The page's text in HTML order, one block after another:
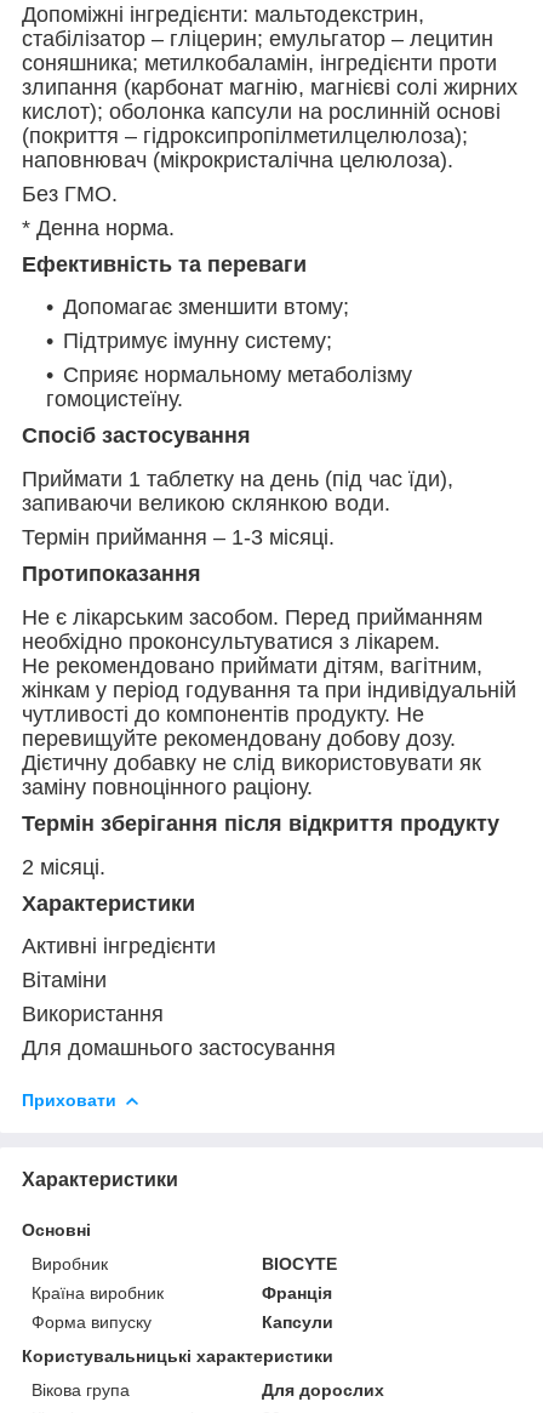
Допоміжні інгредієнти: мальтодекстрин,
стабілізатор – гліцерин; емульгатор – лецитин
соняшника; метилкобаламін, інгредієнти проти
злипання (карбонат магнію, магнієві солі жирних
кислот); оболонка капсули на рослинній основі
(покриття – гідроксипропілметилцелюлоза);
наповнювач (мікрокристалічна целюлоза).
Без ГМО.
* Денна норма.
Ефективність та переваги
Допомагає зменшити втому;
Підтримує імунну систему;
Сприяє нормальному метаболізму
гомоцистеїну.
Спосіб застосування
Приймати 1 таблетку на день (під час їди),
запиваючи великою склянкою води.
Термін приймання – 1-3 місяці.
Протипоказання
Не є лікарським засобом. Перед прийманням
необхідно проконсультуватися з лікарем.
Не рекомендовано приймати дітям, вагітним,
жінкам у період годування та при індивідуальній
чутливості до компонентів продукту. Не
перевищуйте рекомендовану добову дозу.
Дієтичну добавку не слід використовувати як
заміну повноцінного раціону.
Термін зберігання після відкриття продукту
2 місяці.
Характеристики
Активні інгредієнти
Вітаміни
Використання
Для домашнього застосування
Приховати
Характеристики
Основні
Виробник
BIOCYTE
Країна виробник
Франція
Форма випуску
Капсули
Користувальницькі характеристики
Вікова група
Для дорослих